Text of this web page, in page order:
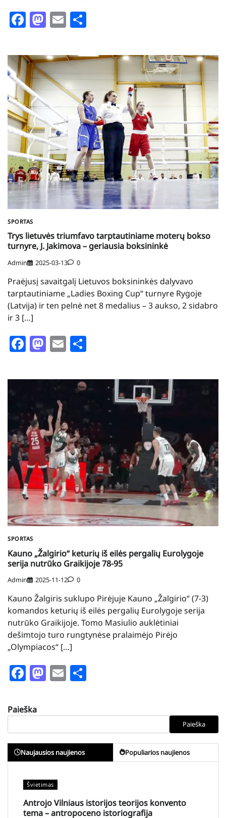
Facebook
Mastodon
Email
SPORTAS
Trys lietuvės triumfavo tarptautiniame moterų bokso
turnyre, J. Jakimova – geriausia boksininkė
Admin 2025-03-13 0
Praėjusį savaitgalį Lietuvos boksininkės dalyvavo
tarptautiniame „Ladies Boxing Cup“ turnyre Rygoje
(Latvija) ir ten pelnė net 8 medalius – 3 aukso, 2 sidabro
ir 3 […]
Facebook
Mastodon
Email
SPORTAS
Kauno „Žalgirio“ keturių iš eilės pergalių Eurolygoje
serija nutrūko Graikijoje 78-95
Admin 2025-11-12 0
Kauno Žalgiris suklupo Pirėjuje Kauno „Žalgirio“ (7-3)
komandos keturių iš eilės pergalių Eurolygoje serija
nutrūko Graikijoje. Tomo Masiulio auklėtiniai
dešimtojo turo rungtynėse pralaimėjo Pirėjo
„Olympiacos“ […]
Facebook
Mastodon
Email
Paieška
Paieška
Naujausios naujienos Populiarios naujienos
Švietimas
Antrojo Vilniaus istorijos teorijos konvento
tema – antropoceno istoriografija